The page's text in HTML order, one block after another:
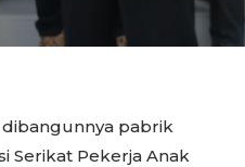
pabrik
Serikat Pekerja Anak